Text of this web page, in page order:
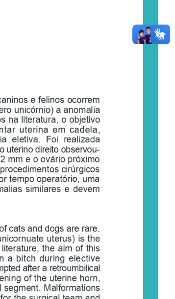
e   felinos ocorrem
unicórnio) a   anomalia
na literatura, o   objetivo
uterina  em  cadela,
eletiva. Foi realizada
uterino direito observou-
mm e   o   ovário próximo
procedimentos cirúrgicos
tempo operatório, uma
similares e
  devem
cats and dogs are rare.
uterus) is    the
literature, the aim of this
a  bitch  during  elective
after a retroumbilical
of the uterine horn,
segment. Malformations
for the surgical team and